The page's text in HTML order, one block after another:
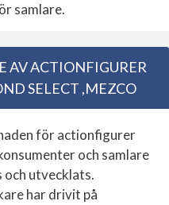
samlare.
AV ACTIONFIGURER
SELECT ,MEZCO
för actionfigurer
och samlare
utvecklats.
har drivit på